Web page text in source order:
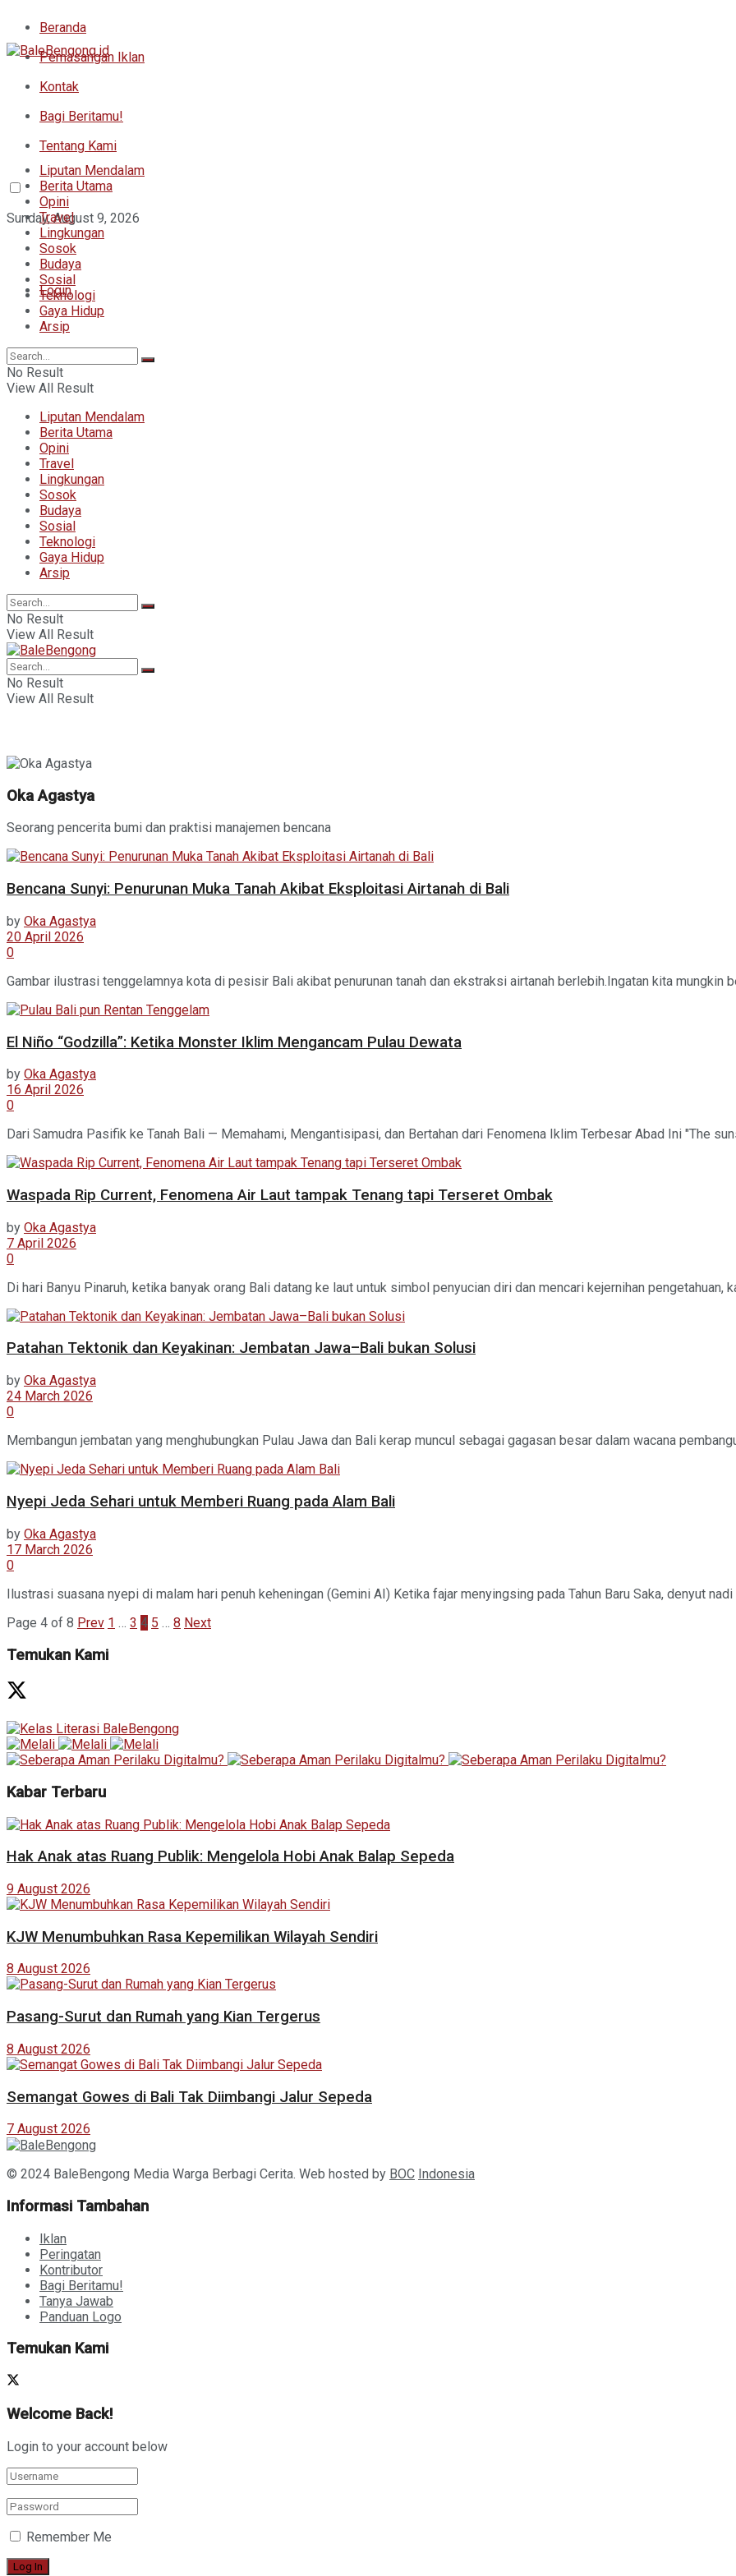
Beranda
Pemasangan Iklan
Kontak
Bagi Beritamu!
Tentang Kami
Sunday, August 9, 2026
Login
Liputan Mendalam
Berita Utama
Opini
Travel
Lingkungan
Sosok
Budaya
Sosial
Teknologi
Gaya Hidup
Arsip
No Result
View All Result
Liputan Mendalam
Berita Utama
Opini
Travel
Lingkungan
Sosok
Budaya
Sosial
Teknologi
Gaya Hidup
Arsip
No Result
View All Result
No Result
View All Result
Oka Agastya
Seorang pencerita bumi dan praktisi manajemen bencana
Bencana Sunyi: Penurunan Muka Tanah Akibat Eksploitasi Airtanah di Bali
by Oka Agastya
20 April 2026
0
Gambar ilustrasi tenggelamnya kota di pesisir Bali akibat penurunan tanah dan ekstraksi airtanah berlebih.Ingatan kita mungkin
El Niño “Godzilla”: Ketika Monster Iklim Mengancam Pulau Dewata
by Oka Agastya
16 April 2026
0
Dari Samudra Pasifik ke Tanah Bali — Memahami, Mengantisipasi, dan Bertahan dari Fenomena Iklim Terbesar Abad Ini "The
Waspada Rip Current, Fenomena Air Laut tampak Tenang tapi Terseret Ombak
by Oka Agastya
7 April 2026
0
Di hari Banyu Pinaruh, ketika banyak orang Bali datang ke laut untuk simbol penyucian diri dan mencari kejernihan pengetahuan,
Patahan Tektonik dan Keyakinan: Jembatan Jawa–Bali bukan Solusi
by Oka Agastya
24 March 2026
0
Membangun jembatan yang menghubungkan Pulau Jawa dan Bali kerap muncul sebagai gagasan besar dalam wacana
Nyepi Jeda Sehari untuk Memberi Ruang pada Alam Bali
by Oka Agastya
17 March 2026
0
Ilustrasi suasana nyepi di malam hari penuh keheningan (Gemini AI) Ketika fajar menyingsing pada Tahun Baru Saka, denyut nadi
Page 4 of 8 Prev 1 … 3 4 5 … 8 Next
Temukan Kami
Kabar Terbaru
Hak Anak atas Ruang Publik: Mengelola Hobi Anak Balap Sepeda
9 August 2026
KJW Menumbuhkan Rasa Kepemilikan Wilayah Sendiri
8 August 2026
Pasang-Surut dan Rumah yang Kian Tergerus
8 August 2026
Semangat Gowes di Bali Tak Diimbangi Jalur Sepeda
7 August 2026
© 2024 BaleBengong Media Warga Berbagi Cerita. Web hosted by BOC Indonesia
Informasi Tambahan
Iklan
Peringatan
Kontributor
Bagi Beritamu!
Tanya Jawab
Panduan Logo
Temukan Kami
Welcome Back!
Login to your account below
Remember Me